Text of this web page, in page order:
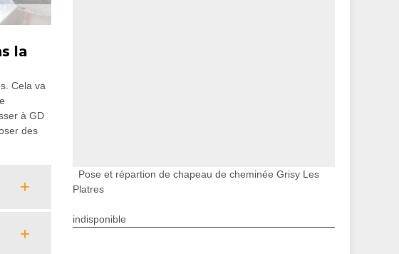
la
Cela va
à GD
des
Pose et répartion de chapeau de cheminée Grisy Les
Platres
indisponible